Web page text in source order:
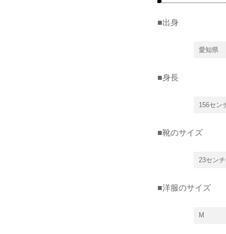
■出身
愛知県
■身長
156セン
■靴のサイズ
23センチ
■洋服のサイズ
M